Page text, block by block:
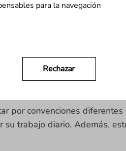
para la navegación
Rechazar
y, basándonos en
igual que en la edición
por convenciones
trabajo diario. Además,